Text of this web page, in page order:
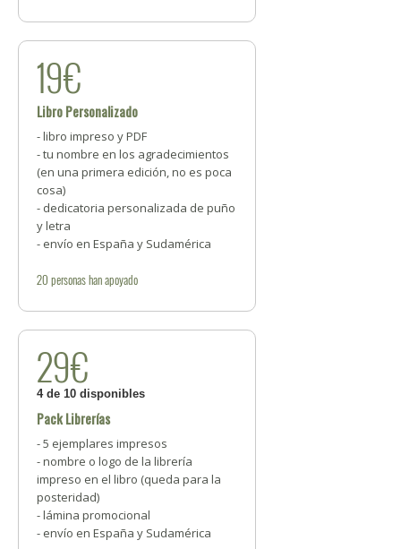
19€
Libro Personalizado
- libro impreso y PDF
- tu nombre en los agradecimientos
(en una primera edición, no es poca
cosa)
- dedicatoria personalizada de puño
y letra
- envío en España y Sudamérica
20 personashan apoyado
29€
4 de 10 disponibles
Pack Librerías
- 5 ejemplares impresos
- nombre o logo de la librería
impreso en el libro (queda para la
posteridad)
- lámina promocional
- envío en España y Sudamérica